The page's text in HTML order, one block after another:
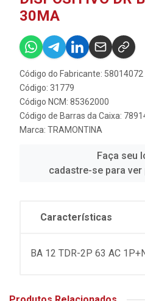
30MA
Código do Fabricante: 58014072
Código: 31779
Código NCM: 85362000
Código de Barras da Caixa:
Marca: TRAMONTINA
Faça seu
cadastre-se para
Características
BA 12 TDR-2P 63 AC